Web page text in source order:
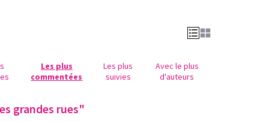
Les plus
commentées
Les plus
suivies
Avec le plus
d'auteurs
grandes rues"